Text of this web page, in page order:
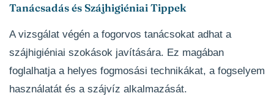
Tanácsadás és Szájhigiéniai Tippek
A vizsgálat végén a fogorvos tanácsokat adhat a
szájhigiéniai szokások javítására. Ez magában
foglalhatja a helyes fogmosási technikákat, a fogselyem
használatát és a szájvíz alkalmazását.